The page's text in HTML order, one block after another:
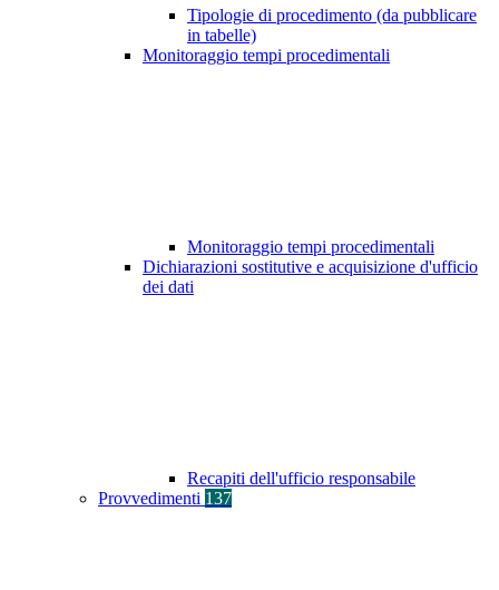
Tipologie di procedimento (da pubblicare
in tabelle)
Monitoraggio tempi procedimentali
Monitoraggio tempi procedimentali
Dichiarazioni sostitutive e acquisizione d'ufficio
dei dati
Recapiti dell'ufficio responsabile
Provvedimenti 137